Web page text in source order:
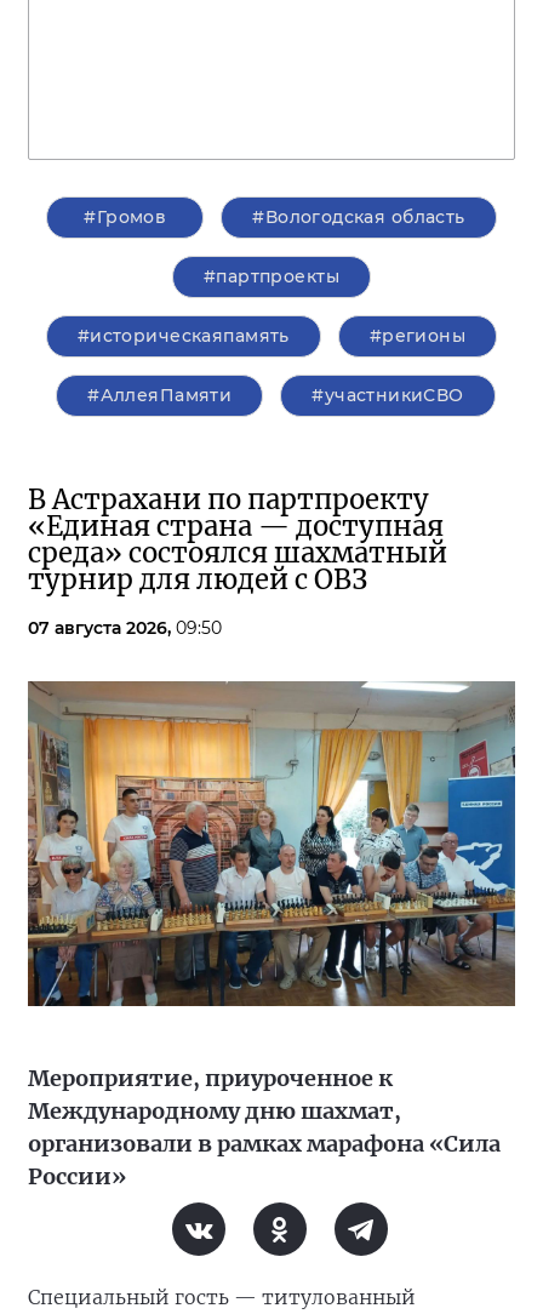
#Громов #Вологодская область
#партпроекты
#историческаяпамять #регионы
#АллеяПамяти #участникиСВО
В Астрахани по партпроекту
«Единая страна — доступная
среда» состоялся шахматный
турнир для людей с ОВЗ
07 августа 2026, 09:50
Мероприятие, приуроченное к
Международному дню шахмат,
организовали в рамках марафона «Сила
России»
Специальный гость — титулованный